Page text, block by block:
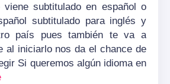
viene subtitulado en español o
subtitulado para inglés y
país pues también te va a
al iniciarlo nos da el chance de
Si queremos algún idioma en